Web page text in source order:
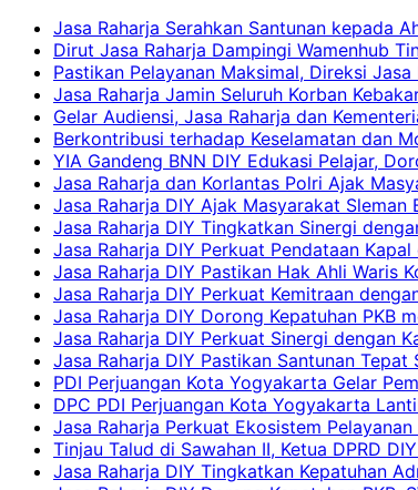
Jasa Raharja Serahkan Santunan kepada
Dirut Jasa Raharja Dampingi Wamenhub
Pastikan Pelayanan Maksimal, Direksi
Jasa Raharja Jamin Seluruh Korban
Gelar Audiensi, Jasa Raharja dan
Berkontribusi terhadap Keselamatan dan
YIA Gandeng BNN DIY Edukasi Pelajar,
Jasa Raharja dan Korlantas Polri Ajak
Jasa Raharja DIY Ajak Masyarakat
Jasa Raharja DIY Tingkatkan Sinergi
Jasa Raharja DIY Perkuat Pendataan
Jasa Raharja DIY Pastikan Hak Ahli Waris
Jasa Raharja DIY Perkuat Kemitraan
Jasa Raharja DIY Dorong Kepatuhan PKB
Jasa Raharja DIY Perkuat Sinergi dengan
Jasa Raharja DIY Pastikan Santunan
PDI Perjuangan Kota Yogyakarta Gelar
DPC PDI Perjuangan Kota Yogyakarta
Jasa Raharja Perkuat Ekosistem
Tinjau Talud di Sawahan II, Ketua DPRD
Jasa Raharja DIY Tingkatkan Kepatuhan